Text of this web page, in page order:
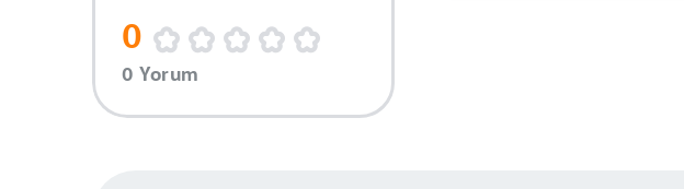
0
0 Yorum